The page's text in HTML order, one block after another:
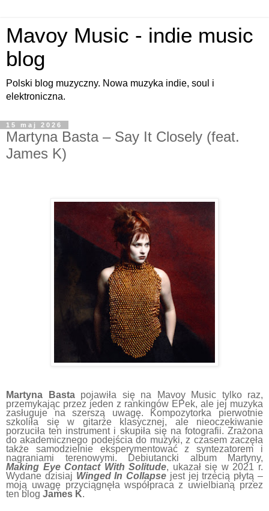
Mavoy Music - indie music
blog
Polski blog muzyczny. Nowa muzyka indie, soul i
elektroniczna.
15 maj 2026
Martyna Basta – Say It Closely (feat.
James K)
Martyna Basta pojawiła się na Mavoy Music tylko raz,
przemykając przez jeden z rankingów EPek, ale jej muzyka
zasługuje na szerszą uwagę. Kompozytorka pierwotnie
szkoliła się w gitarze klasycznej, ale nieoczekiwanie
porzuciła ten instrument i skupiła się na fotografii. Zrażona
do akademicznego podejścia do muzyki, z czasem zaczęła
także samodzielnie eksperymentować z syntezatorem i
nagraniami terenowymi. Debiutancki album Martyny,
Making Eye Contact With Solitude, ukazał się w 2021 r.
Wydane dzisiaj Winged In Collapse jest jej trzecią płytą –
moją uwagę przyciągnęła współpraca z uwielbianą przez
ten blog James K.